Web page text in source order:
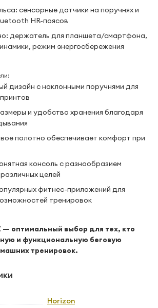
сенсорные датчики на поручнях и
HR-поясов
держатель для планшета/смартфона,
режим энергосбережения
дизайн с наклонными поручнями для
и удобство хранения благодаря
полотно обеспечивает комфорт при
консоль с разнообразием
целей
фитнес-приложений для
тренировок
— оптимальный выбор для тех, кто
и функциональную беговую
тренировок.
Horizon